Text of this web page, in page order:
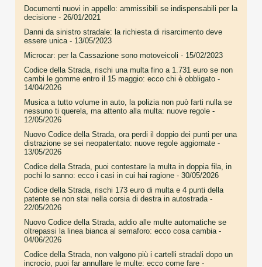
Documenti nuovi in appello: ammissibili se indispensabili per la
decisione - 26/01/2021
Danni da sinistro stradale: la richiesta di risarcimento deve
essere unica - 13/05/2023
Microcar: per la Cassazione sono motoveicoli - 15/02/2023
Codice della Strada, rischi una multa fino a 1.731 euro se non
cambi le gomme entro il 15 maggio: ecco chi è obbligato -
14/04/2026
Musica a tutto volume in auto, la polizia non può farti nulla se
nessuno ti querela, ma attento alla multa: nuove regole -
12/05/2026
Nuovo Codice della Strada, ora perdi il doppio dei punti per una
distrazione se sei neopatentato: nuove regole aggiornate -
13/05/2026
Codice della Strada, puoi contestare la multa in doppia fila, in
pochi lo sanno: ecco i casi in cui hai ragione - 30/05/2026
Codice della Strada, rischi 173 euro di multa e 4 punti della
patente se non stai nella corsia di destra in autostrada -
22/05/2026
Nuovo Codice della Strada, addio alle multe automatiche se
oltrepassi la linea bianca al semaforo: ecco cosa cambia -
04/06/2026
Codice della Strada, non valgono più i cartelli stradali dopo un
incrocio, puoi far annullare le multe: ecco come fare -